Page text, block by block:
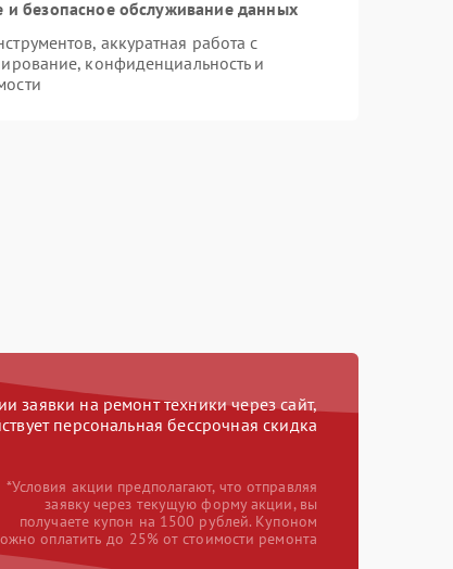
безопасное обслуживание данных
аккуратная работа с
конфиденциальность и
заявки на ремонт техники через сайт,
персональная бессрочная скидка
*Условия акции предполагают, что отправляя
заявку через текущую форму акции, вы
получаете купон на 1500 рублей. Купоном
оплатить до 25% от стоимости ремонта